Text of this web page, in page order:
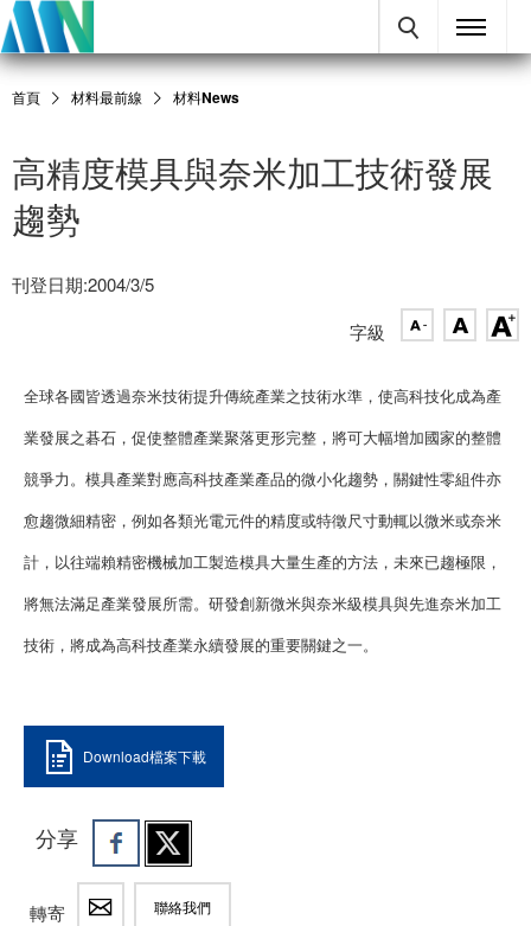
首頁 材料最前線 材料News
高精度模具與奈米加工技術發展
趨勢
刊登日期:2004/3/5
字級
全球各國皆透過奈米技術提升傳統產業之技術水準，使高科技化成為產
業發展之碁石，促使整體產業聚落更形完整，將可大幅增加國家的整體
競爭力。模具產業對應高科技產業產品的微小化趨勢，關鍵性零組件亦
愈趨微細精密，例如各類光電元件的精度或特徵尺寸動輒以微米或奈米
計，以往端賴精密機械加工製造模具大量生產的方法，未來已趨極限，
將無法滿足產業發展所需。研發創新微米與奈米級模具與先進奈米加工
技術，將成為高科技產業永續發展的重要關鍵之一。
Download檔案下載
分享
轉寄 聯絡我們